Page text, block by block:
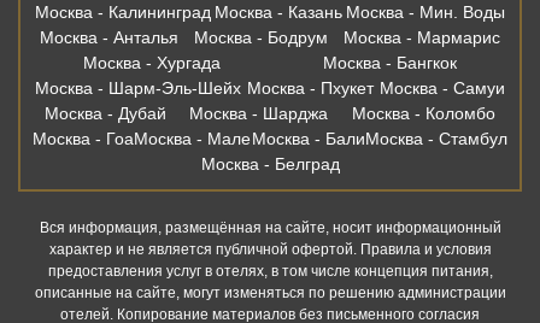
Москва - Калининград Москва - Казань Москва - Мин. Воды
Москва - Анталья
Москва - Бодрум
Москва - Мармарис
Москва - Хургада
Москва - Бангкок
Москва - Шарм-Эль-Шейх Москва - Пхукет Москва - Самуи
Москва - Дубай
Москва - Шарджа
Москва - Коломбо
Москва - ГоаМосква - МалеМосква - БалиМосква - Стамбул
Москва - Белград
Вся информация, размещённая на сайте, носит информационный
характер и не является публичной офертой. Правила и условия
предоставления услуг в отелях, в том числе концепция питания,
описанные на сайте, могут изменяться по решению администрации
отелей. Копирование материалов без письменного согласия